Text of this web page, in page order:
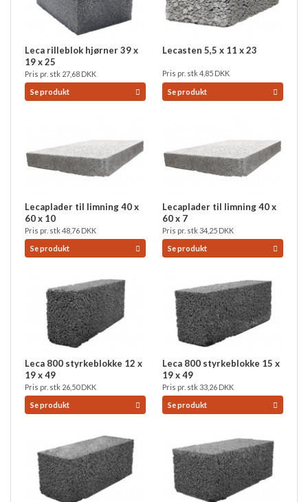
Leca rilleblok hjørner 39 x
19 x 25
Pris pr. stk 27,68 DKK
Se produkt
Lecasten 5,5 x 11 x 23
Pris pr. stk4,85 DKK
Se produkt
Lecaplader til limning 40 x
60 x 10
Pris pr. stk48,76 DKK
Se produkt
Lecaplader til limning 40 x
60 x 7
Pris pr. stk34,25 DKK
Se produkt
Leca 800 styrkeblokke 12 x
19 x 49
Pris pr. stk 26,50DKK
Se produkt
Leca 800 styrkeblokke 15 x
19 x 49
Pris pr. stk33,26 DKK
Se produkt